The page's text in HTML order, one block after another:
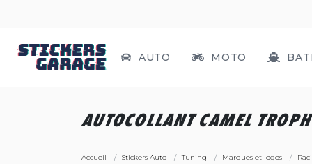
AUTO MOTO
AUTOCOLLANT CAMEL
Accueil Stickers Auto Tuning Marques et logos